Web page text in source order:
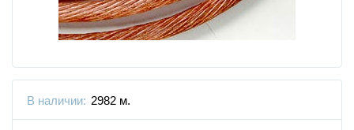
В наличии: 2982 м.